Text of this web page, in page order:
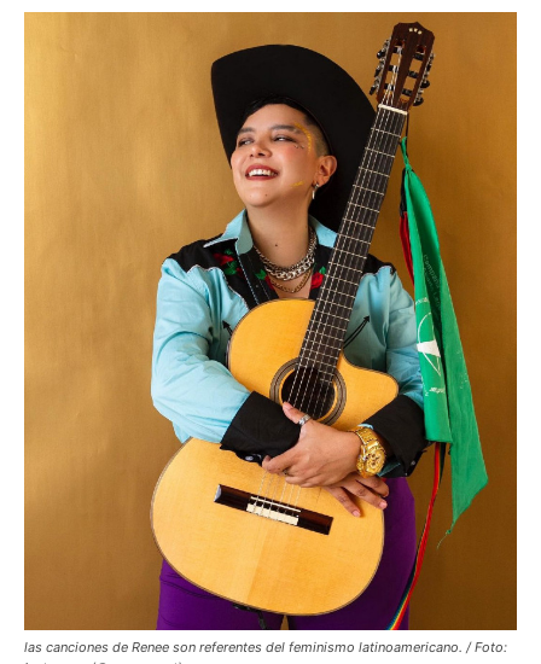
las canciones de Renee son referentes del feminismo latinoamericano. / Foto: